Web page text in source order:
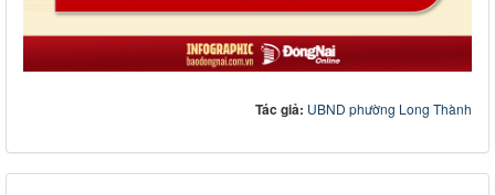
(31/05/2026)
Bám sát nhiệm vụ đợt thi đua 500 ngày đêm để thúc đẩy
phát triển kinh tế - xã hội (02/06/2026)